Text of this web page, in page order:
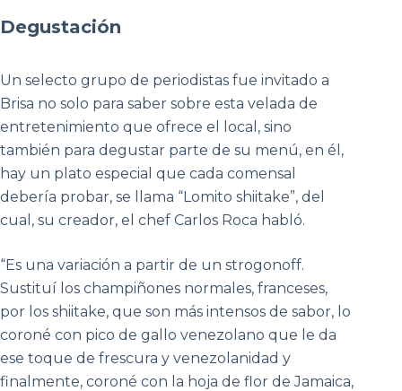
Degustación
Un selecto grupo de periodistas fue invitado a
Brisa no solo para saber sobre esta velada de
entretenimiento que ofrece el local, sino
también para degustar parte de su menú, en él,
hay un plato especial que cada comensal
debería probar, se llama “Lomito shiitake”, del
cual, su creador, el chef Carlos Roca habló.
“Es una variación a partir de un strogonoff.
Sustituí los champiñones normales, franceses,
por los shiitake, que son más intensos de sabor, lo
coroné con pico de gallo venezolano que le da
ese toque de frescura y venezolanidad y
finalmente, coroné con la hoja de flor de Jamaica,